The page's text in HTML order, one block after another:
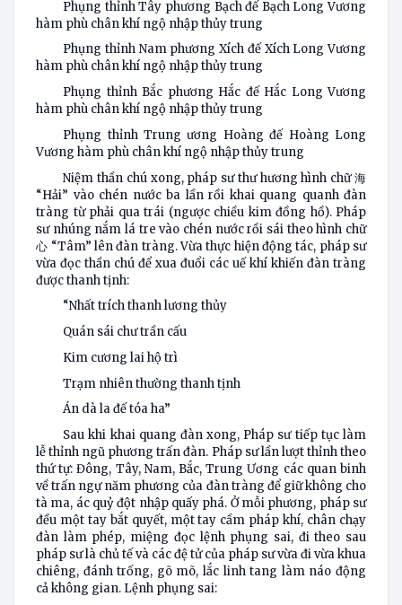
Phụng thỉnh Tây phương Bạch đế Bạch Long Vương
hàm phù chân khí ngộ nhập thủy trung
Phụng thỉnh Nam phương Xích đế Xích Long Vương
hàm phù chân khí ngộ nhập thủy trung
Phụng thỉnh Bắc phương Hắc đế Hắc Long Vương
hàm phù chân khí ngộ nhập thủy trung
Phụng thỉnh Trung ương Hoàng đế Hoàng Long
Vương hàm phù chân khí ngộ nhập thủy trung
Niệm thần chú xong, pháp sư thư hương hình chữ 海
“Hải” vào chén nước ba lần rồi khai quang quanh đàn
tràng từ phải qua trái (ngược chiều kim đồng hồ). Pháp
sư nhúng nắm lá tre vào chén nước rồi sái theo hình chữ
心 “Tâm” lên đàn tràng. Vừa thực hiện động tác, pháp sư
vừa đọc thần chú để xua đuổi các uế khí khiến đàn tràng
được thanh tịnh:
“Nhất trích thanh lương thủy
Quán sái chư trần cấu
Kim cương lai hộ trì
Trạm nhiên thường thanh tịnh
Án dà la đế tóa ha”
Sau khi khai quang đàn xong, Pháp sư tiếp tục làm
lễ thỉnh ngũ phương trấn đàn. Pháp sư lần lượt thỉnh theo
thứ tự: Đông, Tây, Nam, Bắc, Trung Ương các quan binh
về trấn ngự năm phương của đàn tràng để giữ không cho
tà ma, ác quỷ đột nhập quấy phá. Ở mỗi phương, pháp sư
đều một tay bắt quyết, một tay cầm pháp khí, chân chạy
đàn làm phép, miệng đọc lệnh phụng sai, đi theo sau
pháp sư là chủ tế và các đệ tử của pháp sư vừa đi vừa khua
chiêng, đánh trống, gõ mõ, lắc linh tang làm náo động
cả không gian. Lệnh phụng sai: